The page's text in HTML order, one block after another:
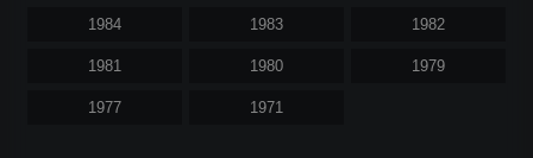
1984 1983 1982
1981 1980 1979
1977 1971